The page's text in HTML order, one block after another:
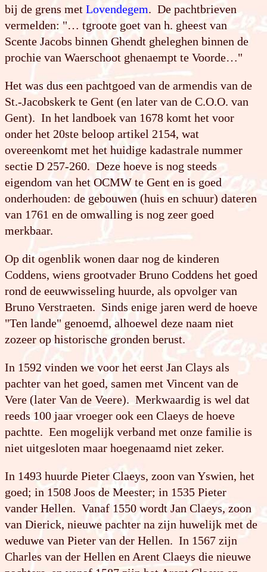
bij de grens met Lovendegem. De pachtbrieven
vermelden: "… tgroote goet van h. gheest van
Scente Jacobs binnen Ghendt gheleghen binnen de
prochie van Waerschoot ghenaempt te Voorde…"
Het was dus een pachtgoed van de armendis van de
St.-Jacobskerk te Gent (en later van de C.O.O. van
Gent). In het landboek van 1678 komt het voor
onder het 20ste beloop artikel 2154, wat
overeenkomt met het huidige kadastrale nummer
sectie D 257-260. Deze hoeve is nog steeds
eigendom van het OCMW te Gent en is goed
onderhouden: de gebouwen (huis en schuur) dateren
van 1761 en de omwalling is nog zeer goed
merkbaar.
Op dit ogenblik wonen daar nog de kinderen
Coddens, wiens grootvader Bruno Coddens het goed
rond de eeuwwisseling huurde, als opvolger van
Bruno Verstraeten. Sinds enige jaren werd de hoeve
"Ten lande" genoemd, alhoewel deze naam niet
zozeer op historische gronden berust.
In 1592 vinden we voor het eerst Jan Clays als
pachter van het goed, samen met Vincent van de
Vere (later Van de Veere). Merkwaardig is wel dat
reeds 100 jaar vroeger ook een Claeys de hoeve
pachtte. Een mogelijk verband met onze familie is
niet uitgesloten maar hoegenaamd niet zeker.
In 1493 huurde Pieter Claeys, zoon van Yswien, het
goed; in 1508 Joos de Meester; in 1535 Pieter
vander Hellen. Vanaf 1550 wordt Jan Claeys, zoon
van Dierick, nieuwe pachter na zijn huwelijk met de
weduwe van Pieter van der Hellen. In 1567 zijn
Charles van der Hellen en Arent Claeys die nieuwe